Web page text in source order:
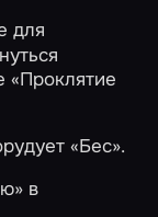
для
«Проклятие
«Бес».
в